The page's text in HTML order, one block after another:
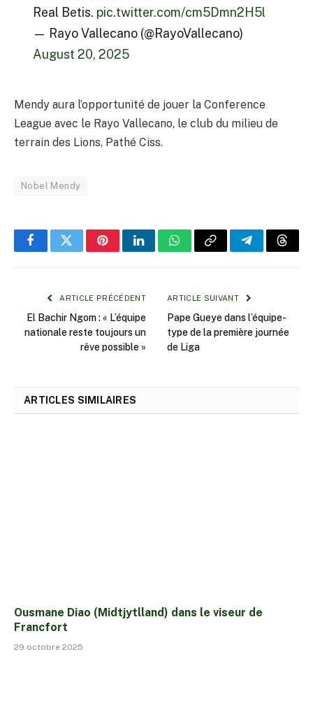
Real Betis. pic.twitter.com/cm5Dmn2H5l
— Rayo Vallecano (@RayoVallecano)
August 20, 2025
Mendy aura l’opportunité de jouer la Conference
League avec le Rayo Vallecano, le club du milieu de
terrain des Lions, Pathé Ciss.
Nobel Mendy
FacebookTwitterPinterestLinkedInWhatsApp
Copy
Telegram
ARTICLE PRÉCÉDENT
El Bachir Ngom : « L’équipe
nationale reste toujours un
rêve possible »
ARTICLE SUIVANT
Pape Gueye dans l’équipe-
type de la première journée
de Liga
ARTICLES SIMILAIRES
Ousmane Diao (Midtjytlland) dans le viseur de
Francfort
29 octobre 2025